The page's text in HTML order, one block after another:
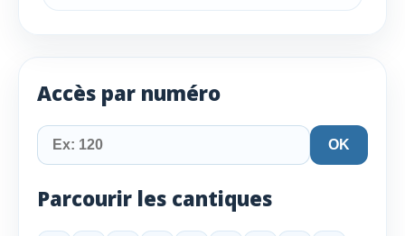
Accès par numéro
OK
Parcourir les cantiques